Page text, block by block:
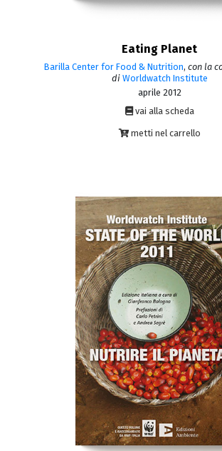
Eating Planet
Barilla Center for Food & Nutrition, con la
di Worldwatch Institute
aprile 2012
vai alla scheda
metti nel carrello